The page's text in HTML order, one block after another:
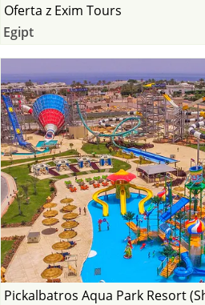
Oferta z Exim Tours
Egipt
Pickalbatros Aqua Park Resort